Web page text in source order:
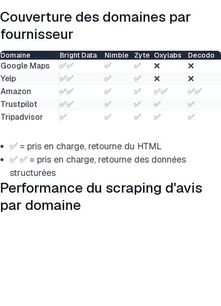
Couverture des domaines par
fournisseur
Domaine Bright Data Nimble Zyte Oxylabs Decodo
Google Maps ✅✅ ✅ ✅ ❌
❌
Yelp
✅✅ ✅ ✅ ❌
❌
Amazon
✅✅ ✅ ✅ ✅✅
✅✅
Trustpilot
✅✅ ✅ ✅ ✅
✅
Tripadvisor
✅ ✅ ✅ ✅ ✅
✅ = pris en charge, retourne du HTML
✅ ✅ = pris en charge, retourne des données
structurées
Performance du scraping d'avis
par domaine